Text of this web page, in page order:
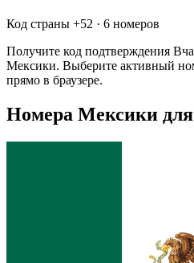
Код страны +52 · 6 номеров
Получите код подтверждения
Мексики. Выберите активный
прямо в браузере.
Номера Мексики